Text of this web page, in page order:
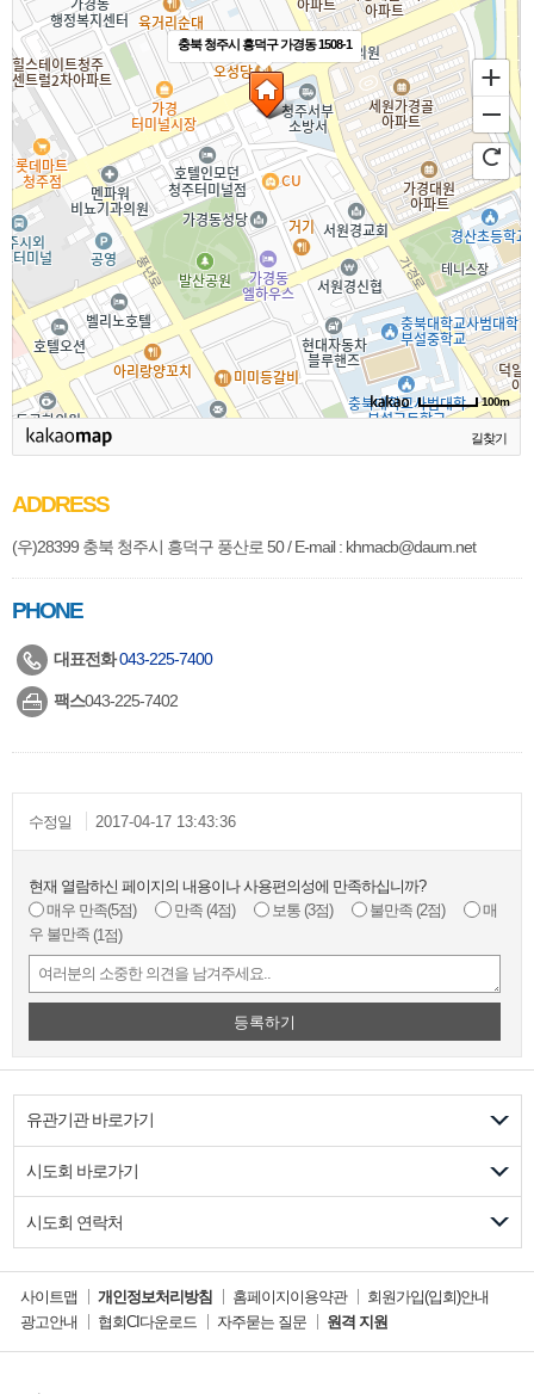
충북 청주시 흥덕구 가경동 1508-1
100m
길찾기
ADDRESS
(우)28399 충북 청주시 흥덕구 풍산로 50 / E-mail : khmacb@daum.net
PHONE
대표전화043-225-7400
팩스043-225-7402
수정일 2017-04-17 13:43:36
현재 열람하신 페이지의 내용이나 사용편의성에 만족하십니까?
매우 만족(5점) 만족 (4점) 보통 (3점) 불만족 (2점)
매
우 불만족 (1점)
등록하기
유관기관 바로가기
시도회 바로가기
시도회 연락처
사이트맵 개인정보처리방침 홈페이지이용약관
회원가입(입회)안내
광고안내
협회CI다운로드 자주묻는 질문 원격 지원